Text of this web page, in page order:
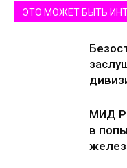
ЭТО МОЖЕТ БЫТЬ
МИД
в